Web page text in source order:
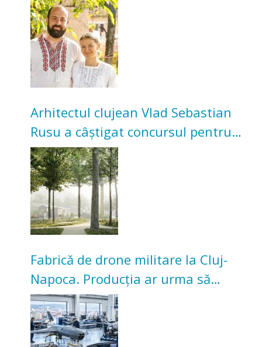
Acum cultivă legume în grădina
bunicilor
Arhitectul clujean Vlad Sebastian
Rusu a câștigat concursul pentru
transformarea Grădinii Casei
Universitarilor
Fabrică de drone militare la Cluj-
Napoca. Producția ar urma să
înceapă în toamna acestui an